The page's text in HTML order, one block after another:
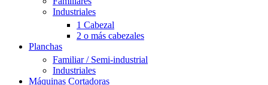
Industriales
1 Cabezal
2 o más cabezales
Planchas
Familiar / Semi-industrial
Industriales
Máquinas Cortadoras